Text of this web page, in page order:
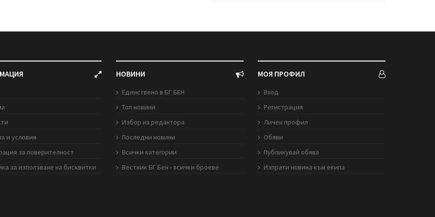
и условия
за поверителност
за използване на бисквитки
НОВИНИ
Единствено в БГ БЕН
Топ новини
Избор на редактора
Последни новини
Всички категории
Вестник БГ Бен - всички броеве
МОЯ ПРОФИЛ
Вход
Регистрация
Личен профил
Обяви
Публикувай обява
Изпрати новина към екипа